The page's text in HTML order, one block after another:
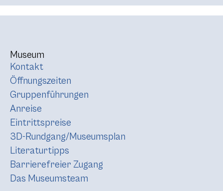
Museum
Kontakt
Öffnungszeiten
Gruppenführungen
Anreise
Eintrittspreise
3D-Rundgang/Museumsplan
Literaturtipps
Barrierefreier Zugang
Das Museumsteam